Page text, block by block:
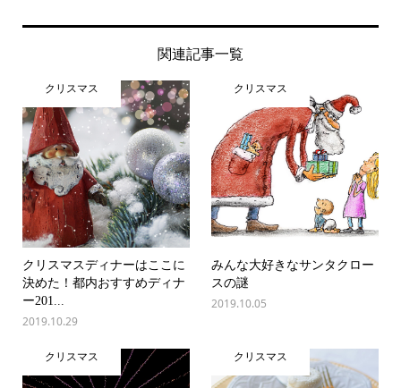
関連記事一覧
クリスマス
クリスマスディナーはここに
決めた！都内おすすめディナ
ー201...
2019.10.29
クリスマス
みんな大好きなサンタクロー
スの謎
2019.10.05
クリスマス クリスマス